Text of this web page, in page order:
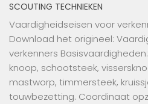
SCOUTING TECHNIEKEN
Vaardigheidseisen voor
Download het origineel:
verkenners
knoop, schootsteek,
mastworp, timmersteek,
touwbezetting. Coordinaat